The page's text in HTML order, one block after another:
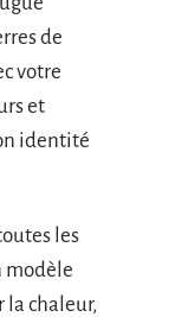
de
votre
et
identité
les
modèle
la chaleur,